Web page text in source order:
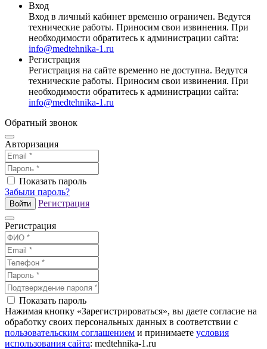
Вход
Вход в личный кабинет временно ограничен. Ведутся
технические работы. Приносим свои извинения. При
необходимости обратитесь к администрации сайта:
info@medtehnika-1.ru
Регистрация
Регистрация на сайте временно не доступна. Ведутся
технические работы. Приносим свои извинения. При
необходимости обратитесь к администрации сайта:
info@medtehnika-1.ru
Обратный звонок
Авторизация
Показать пароль
Забыли пароль?
Войти Регистрация
Регистрация
Показать пароль
Нажимая кнопку «Зарегистрироваться», вы даете согласие на
обработку своих персональных данных в соответствии с
пользовательским соглашением и принимаете условия
использования сайта: medtehnika-1.ru